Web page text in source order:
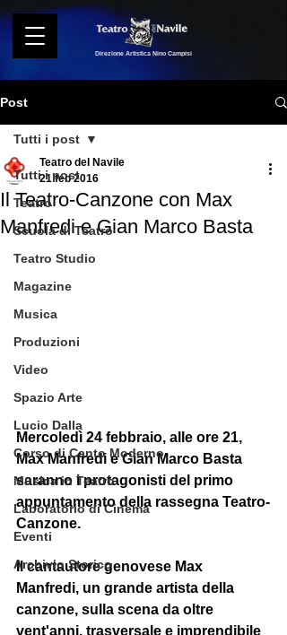
Direzione Artistica Nino Campisi
Post
Tutti i post
Teatro
Scuola di Teatro
Teatro Studio
Magazine
Musica
Produzioni
Video
Spazio Arte
Lucio Dalla
Corso di Canto Moderno
Musica in Teatro
Laboratorio di Cinema
Eventi
Archivio Storico
Tutti i post
Il Teatro-Canzone con Max
Manfredi e Gian Marco Basta
Teatro del Navile
21 feb 2016
Mercoledì 24 febbraio, alle ore 21,
Max Manfredi e Gian Marco Basta
saranno i protagonisti del primo
appuntamento della rassegna Teatro-
Canzone.
Il cantautore genovese Max
Manfredi, un grande artista della
canzone, sulla scena da oltre
vent'anni, trasversale e imprendibile